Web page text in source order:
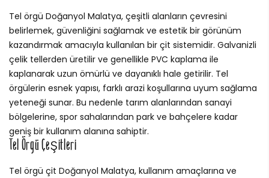
Tel örgü Doğanyol Malatya, çeşitli alanların çevresini
belirlemek, güvenliğini sağlamak ve estetik bir görünüm
kazandırmak amacıyla kullanılan bir çit sistemidir. Galvanizli
çelik tellerden üretilir ve genellikle PVC kaplama ile
kaplanarak uzun ömürlü ve dayanıklı hale getirilir. Tel
örgülerin esnek yapısı, farklı arazi koşullarına uyum sağlama
yeteneği sunar. Bu nedenle tarım alanlarından sanayi
bölgelerine, spor sahalarından park ve bahçelere kadar
geniş bir kullanım alanına sahiptir.
Tel Örgü Çeşitleri
Tel örgü çit Doğanyol Malatya, kullanım amaçlarına ve